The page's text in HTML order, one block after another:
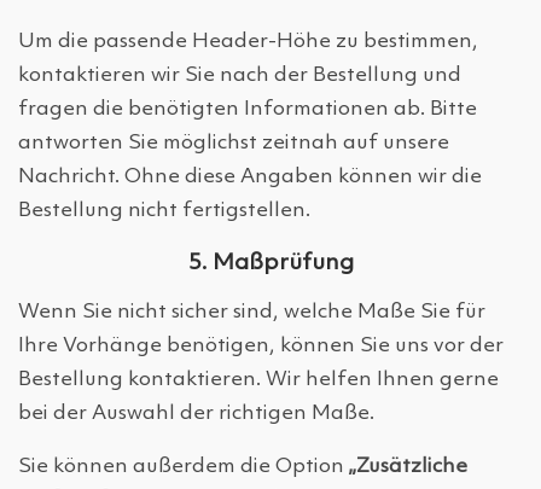
Um die passende Header-Höhe zu bestimmen,
kontaktieren wir Sie nach der Bestellung und
fragen die benötigten Informationen ab. Bitte
antworten Sie möglichst zeitnah auf unsere
Nachricht. Ohne diese Angaben können wir die
Bestellung nicht fertigstellen.
5. Maßprüfung
Wenn Sie nicht sicher sind, welche Maße Sie für
Ihre Vorhänge benötigen, können Sie uns vor der
Bestellung kontaktieren. Wir helfen Ihnen gerne
bei der Auswahl der richtigen Maße.
Sie können außerdem die Option „Zusätzliche